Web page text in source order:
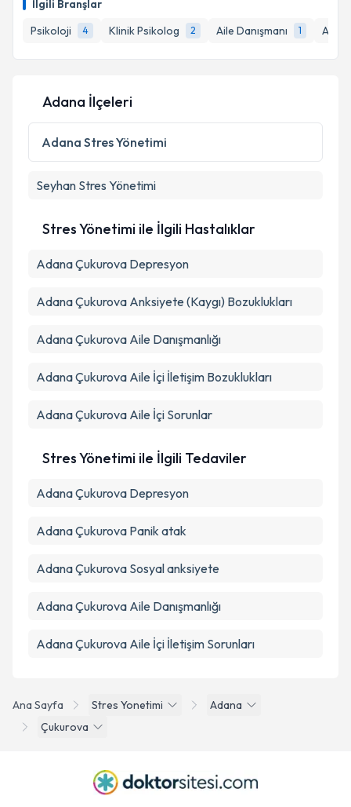
İlgili Branşlar
Psikoloji
4 Klinik Psikolog 2 Aile Danışmanı 1
Takvim Talebini Gönder
takvim hazırlandığında e-posta ile bilgilendireceğiz.
E-posta Adresiniz
Kişisel verilerimin işlenmesine ilişkinAydınlatma
Metni
'ni okudum ve kişisel verilerimin belirtilen
kapsamda işlenmesini kabul ediyorum.
Ana Sayfa Stres Yonetimi
Adana
Çukurova
Adana İlçeleri
Adana Stres Yönetimi
Seyhan Stres Yönetimi
Stres Yönetimi ile İlgili Hastalıklar
Adana Çukurova Depresyon
Adana Çukurova Anksiyete (Kaygı) Bozuklukları
Adana Çukurova Aile Danışmanlığı
Adana Çukurova Aile İçi İletişim Bozuklukları
Adana Çukurova Aile İçi Sorunlar
Stres Yönetimi ile İlgili Tedaviler
Adana Çukurova Depresyon
Adana Çukurova Panik atak
Adana Çukurova Sosyal anksiyete
Adana Çukurova Aile Danışmanlığı
Adana Çukurova Aile İçi İletişim Sorunları